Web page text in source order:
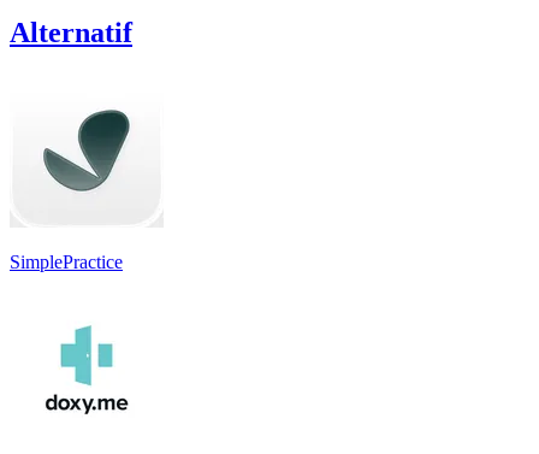
Alternatif
SimplePractice